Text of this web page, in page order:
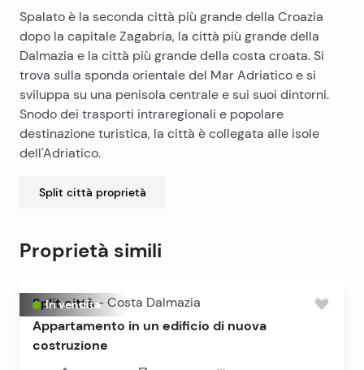
Spalato è la seconda città più grande della Croazia
dopo la capitale Zagabria, la città più grande della
Dalmazia e la città più grande della costa croata. Si
trova sulla sponda orientale del Mar Adriatico e si
sviluppa su una penisola centrale e sui suoi dintorni.
Snodo dei trasporti intraregionali e popolare
destinazione turistica, la città è collegata alle isole
dell'Adriatico.
Split città proprietà
Proprietà simili
In vendita
Split città - Costa Dalmazia
Appartamento in un edificio di nuova
costruzione